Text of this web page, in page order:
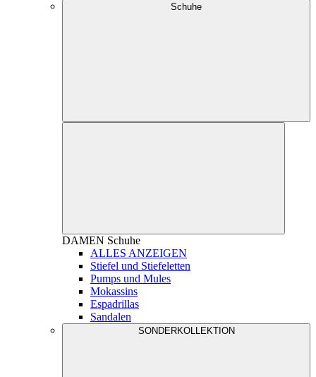
Schuhe
DAMEN Schuhe
ALLES ANZEIGEN
Stiefel und Stiefeletten
Pumps und Mules
Mokassins
Espadrillas
Sandalen
SONDERKOLLEKTION